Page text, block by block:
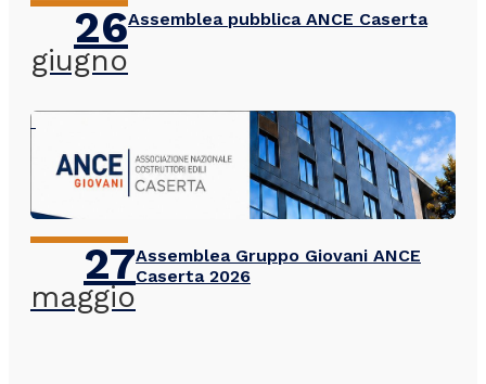
26
giugno
Assemblea pubblica ANCE Caserta
27
maggio
Assemblea Gruppo Giovani ANCE
Caserta 2026